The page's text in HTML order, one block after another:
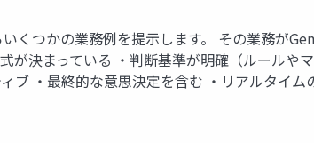
くつかの業務例を提示します。 その業務が
決まっている ・判断基準が明確（ルールや
ブ ・最終的な意思決定を含む ・リアルタイ